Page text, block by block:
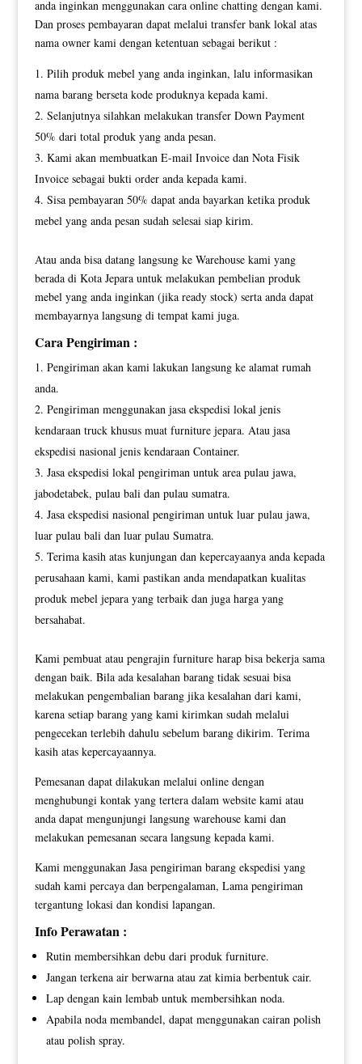
anda inginkan menggunakan cara online chatting dengan kami.
Dan proses pembayaran dapat melalui transfer bank lokal atas
nama owner kami dengan ketentuan sebagai berikut :
Pilih produk mebel yang anda inginkan, lalu informasikan
nama barang berseta kode produknya kepada kami.
Selanjutnya silahkan melakukan transfer Down Payment
50% dari total produk yang anda pesan.
Kami akan membuatkan E-mail Invoice dan Nota Fisik
Invoice sebagai bukti order anda kepada kami.
Sisa pembayaran 50% dapat anda bayarkan ketika produk
mebel yang anda pesan sudah selesai siap kirim.
Atau anda bisa datang langsung ke Warehouse kami yang
berada di Kota Jepara untuk melakukan pembelian produk
mebel yang anda inginkan (jika ready stock) serta anda dapat
membayarnya langsung di tempat kami juga.
Cara Pengiriman :
Pengiriman akan kami lakukan langsung ke alamat rumah
anda.
Pengiriman menggunakan jasa ekspedisi lokal jenis
kendaraan truck khusus muat furniture jepara. Atau jasa
ekspedisi nasional jenis kendaraan Container.
Jasa ekspedisi lokal pengiriman untuk area pulau jawa,
jabodetabek, pulau bali dan pulau sumatra.
Jasa ekspedisi nasional pengiriman untuk luar pulau jawa,
luar pulau bali dan luar pulau Sumatra.
Terima kasih atas kunjungan dan kepercayaanya anda kepada
perusahaan kami, kami pastikan anda mendapatkan kualitas
produk mebel jepara yang terbaik dan juga harga yang
bersahabat.
Kami pembuat atau pengrajin furniture harap bisa bekerja sama
dengan baik. Bila ada kesalahan barang tidak sesuai bisa
melakukan pengembalian barang jika kesalahan dari kami,
karena setiap barang yang kami kirimkan sudah melalui
pengecekan terlebih dahulu sebelum barang dikirim. Terima
kasih atas kepercayaannya.
Pemesanan dapat dilakukan melalui online dengan
menghubungi kontak yang tertera dalam website kami atau
anda dapat mengunjungi langsung warehouse kami dan
melakukan pemesanan secara langsung kepada kami.
Kami menggunakan Jasa pengiriman barang ekspedisi yang
sudah kami percaya dan berpengalaman, Lama pengiriman
tergantung lokasi dan kondisi lapangan.
Info Perawatan :
Rutin membersihkan debu dari produk furniture.
Jangan terkena air berwarna atau zat kimia berbentuk cair.
Lap dengan kain lembab untuk membersihkan noda.
Apabila noda membandel, dapat menggunakan cairan polish
atau polish spray.